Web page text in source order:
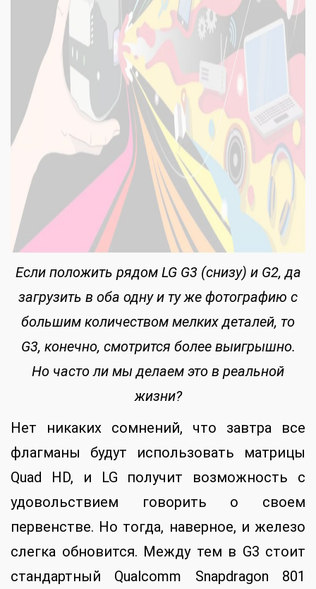
Если положить рядом LG G3 (снизу) и G2, да
загрузить в оба одну и ту же фотографию с
большим количеством мелких деталей, то
G3, конечно, смотрится более выигрышно.
Но часто ли мы делаем это в реальной
жизни?
Нет никаких сомнений, что завтра все
флагманы будут использовать матрицы
Quad HD, и LG получит возможность с
удовольствием говорить о своем
первенстве. Но тогда, наверное, и железо
слегка обновится. Между тем в G3 стоит
стандартный Qualcomm Snapdragon 801